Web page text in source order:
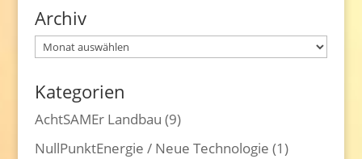
Archiv
Archiv
Kategorien
AchtSAMEr Landbau (9)
NullPunktEnergie / Neue Technologie (1)